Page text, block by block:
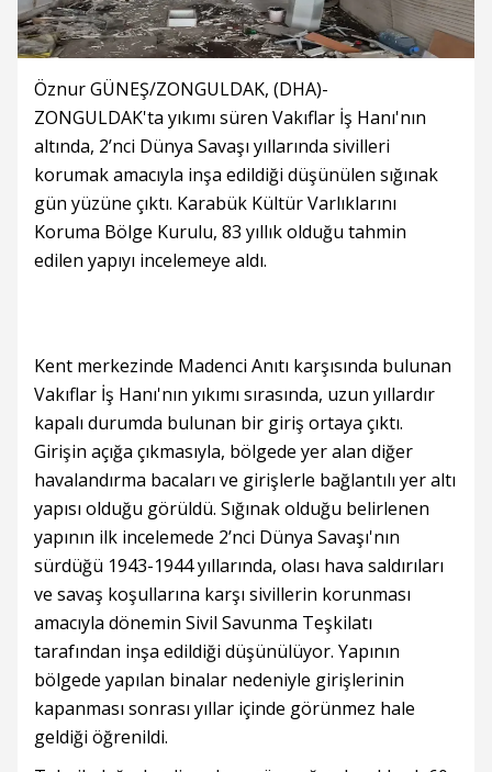
Öznur GÜNEŞ/ZONGULDAK, (DHA)-
ZONGULDAK'ta yıkımı süren Vakıflar İş Hanı'nın
altında, 2’nci Dünya Savaşı yıllarında sivilleri
korumak amacıyla inşa edildiği düşünülen sığınak
gün yüzüne çıktı. Karabük Kültür Varlıklarını
Koruma Bölge Kurulu, 83 yıllık olduğu tahmin
edilen yapıyı incelemeye aldı.
Kent merkezinde Madenci Anıtı karşısında bulunan
Vakıflar İş Hanı'nın yıkımı sırasında, uzun yıllardır
kapalı durumda bulunan bir giriş ortaya çıktı.
Girişin açığa çıkmasıyla, bölgede yer alan diğer
havalandırma bacaları ve girişlerle bağlantılı yer altı
yapısı olduğu görüldü. Sığınak olduğu belirlenen
yapının ilk incelemede 2’nci Dünya Savaşı'nın
sürdüğü 1943-1944 yıllarında, olası hava saldırıları
ve savaş koşullarına karşı sivillerin korunması
amacıyla dönemin Sivil Savunma Teşkilatı
tarafından inşa edildiği düşünülüyor. Yapının
bölgede yapılan binalar nedeniyle girişlerinin
kapanması sonrası yıllar içinde görünmez hale
geldiği öğrenildi.